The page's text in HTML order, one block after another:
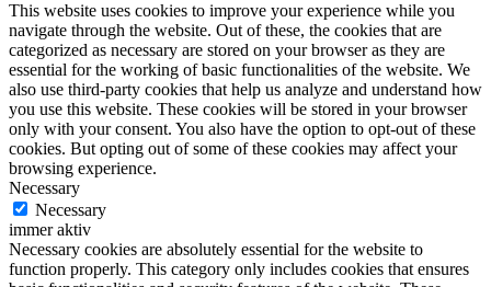
This website uses cookies to improve your experience while you
navigate through the website. Out of these, the cookies that are
categorized as necessary are stored on your browser as they are
essential for the working of basic functionalities of the website. We
also use third-party cookies that help us analyze and understand how
you use this website. These cookies will be stored in your browser
only with your consent. You also have the option to opt-out of these
cookies. But opting out of some of these cookies may affect your
browsing experience.
Necessary
Necessary
immer aktiv
Necessary cookies are absolutely essential for the website to
function properly. This category only includes cookies that ensures